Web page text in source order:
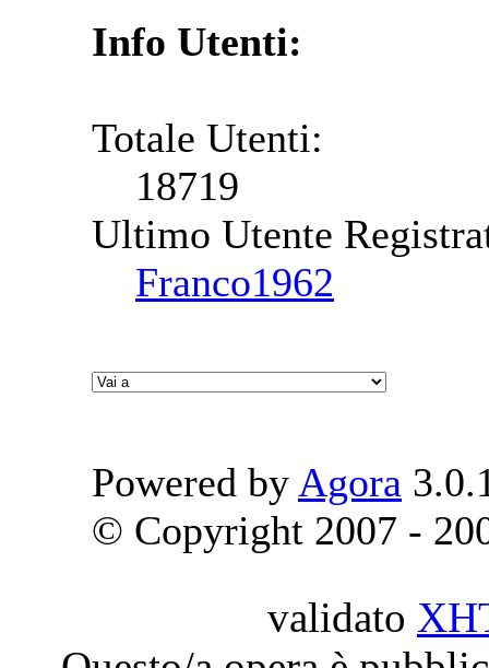
Info Utenti:
Totale Utenti:
18719
Ultimo Utente
Franco1962
Powered by Agora
© Copyright 2007 -
validato